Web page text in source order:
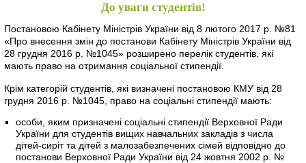
До уваги студентів!
Постановою Кабінету Міністрів України від 8 лютого 2017 р. №81
«Про внесення змін до постанови Кабінету Міністрів України від
28 грудня 2016 р. №1045» розширено перелік студентів, які
мають право на отримання соціальної стипендії.
Крім категорій студентів, які визначені постановою КМУ від 28
грудня 2016 р. №1045, право на соціальні стипендії мають:
особи, яким призначені соціальні стипендії Верховної Ради
України для студентів вищих навчальних закладів з числа
дітей-сиріт та дітей з малозабезпечених сімей відповідно до
постанови Верховної Ради України від 24 жовтня 2002 р. №